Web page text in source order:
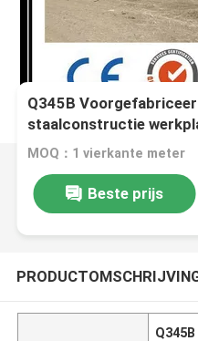
Q345B
staalconstructie
MOQ：1 vierkante meter
Beste prijs